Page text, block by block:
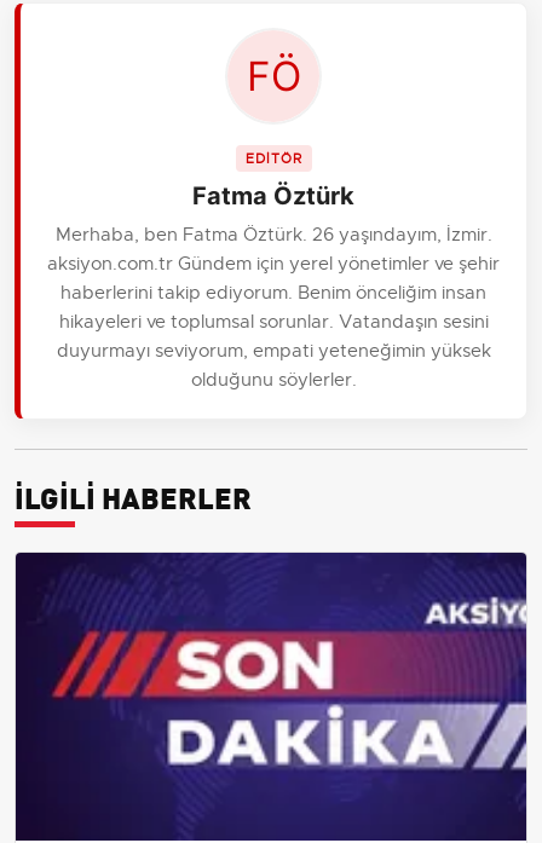
EDİTÖR
Fatma Öztürk
Merhaba, ben Fatma Öztürk. 26 yaşındayım, İzmir.
aksiyon.com.tr Gündem için yerel yönetimler ve şehir
haberlerini takip ediyorum. Benim önceliğim insan
hikayeleri ve toplumsal sorunlar. Vatandaşın sesini
duyurmayı seviyorum, empati yeteneğimin yüksek
olduğunu söylerler.
İLGİLİ HABERLER